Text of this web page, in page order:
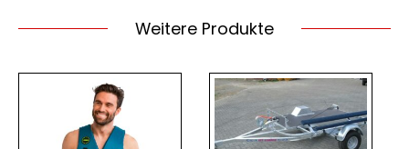
Weitere Produkte
Dieses
Produkt
weist